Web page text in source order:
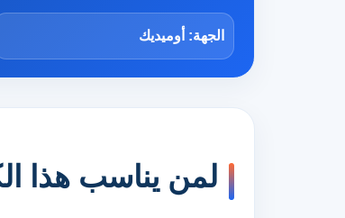
الجهة: أوميديك
لمن يناسب هذا